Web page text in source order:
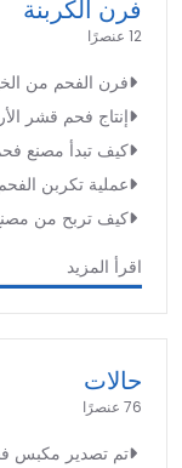
فرن الكربنة
12 عنصرًا
فرن الفحم من
إنتاج فحم قشر
كيف تبدأ مصنع
عملية تكربن
كيف تربح من
اقرأ المزيد
حالات
76 عنصرًا
تم تصدير مكبس فحم ديزل بقوة